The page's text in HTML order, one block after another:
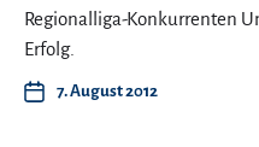
Regionalliga-Konkurrenten
Erfolg.
7. August 2012